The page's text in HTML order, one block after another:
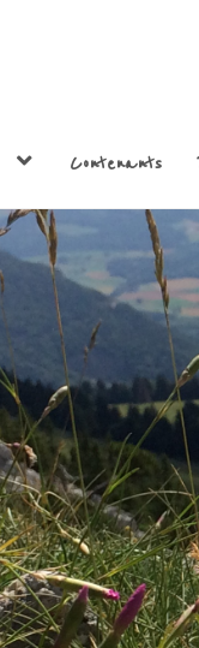
Contenants